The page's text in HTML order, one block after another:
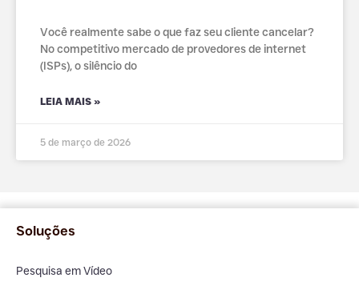
Você realmente sabe o que faz seu cliente cancelar?
No competitivo mercado de provedores de internet
(ISPs), o silêncio do
LEIA MAIS »
5 de março de 2026
Soluções
Pesquisa em Vídeo